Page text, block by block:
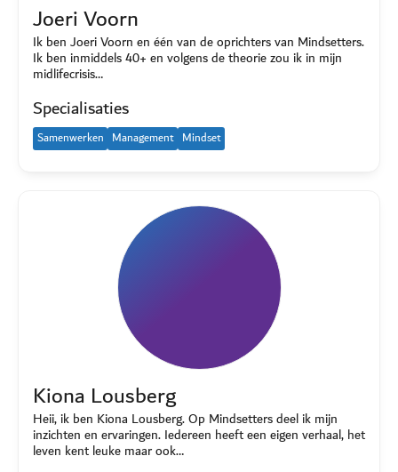
Joeri Voorn
Ik ben Joeri Voorn en één van de oprichters van Mindsetters.
Ik ben inmiddels 40+ en volgens de theorie zou ik in mijn
midlifecrisis…
Specialisaties
Samenwerken Management Mindset
Kiona Lousberg
Heii, ik ben Kiona Lousberg. Op Mindsetters deel ik mijn
inzichten en ervaringen. Iedereen heeft een eigen verhaal, het
leven kent leuke maar ook…